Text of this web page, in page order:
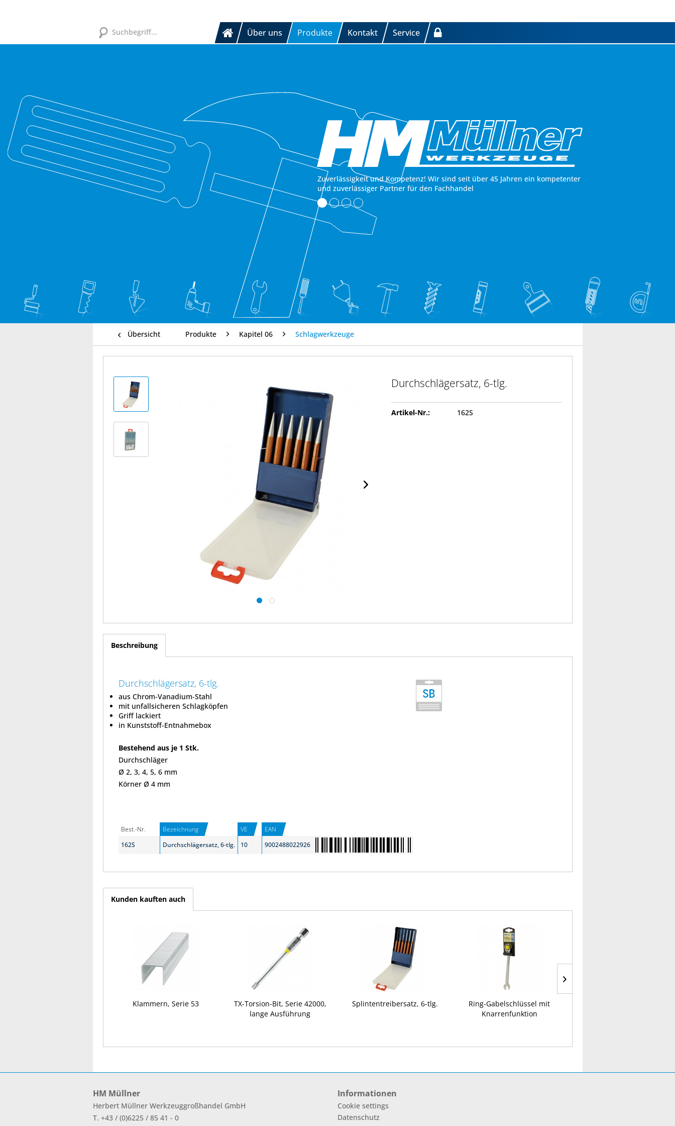
Über uns Produkte Kontakt Service
Zuverlässigkeit und Kompetenz! Wir sind seit über 45 Jahren ein kompetenter
und zuverlässiger Partner für den Fachhandel
Übersicht Produkte Kapitel 06 Schlagwerkzeuge
Durchschlägersatz, 6-tlg.
Artikel-Nr.: 162S
Beschreibung
Durchschlägersatz, 6-tlg.
aus Chrom-Vanadium-Stahl
mit unfallsicheren Schlagköpfen
Griff lackiert
in Kunststoff-Entnahmebox
Bestehend aus je 1 Stk.
Durchschläger
Ø 2, 3, 4, 5, 6 mm
Körner Ø 4 mm
Best.-Nr. Bezeichnung VE
EAN
162S
Durchschlägersatz, 6-tlg. 10 9002488022926
Kunden kauften auch
Klammern, Serie 53
TX-Torsion-Bit, Serie 42000,
lange Ausführung
Splintentreibersatz, 6-tlg.
Ring-Gabelschlüssel mit
Knarrenfunktion
HM Müllner
Herbert Müllner Werkzeuggroßhandel GmbH
T. +43 / (0)6225 / 85 41 - 0
Informationen
Cookie settings
Datenschutz